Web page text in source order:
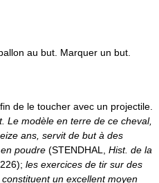
au but. Marquer un but.
de le toucher avec un projectile.
Le modèle en terre de ce cheval,
ans, servit de but à des
poudre (STENDHAL, Hist. de la
les exercices de tir sur des
un excellent moyen